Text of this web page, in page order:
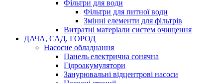
Фільтри для води
Фільтри для питної води
Змінні елементи для фільтрів
Витратні матеріали систем очищення
ДАЧА, САД, ГОРОД
Насосне обладнання
Панель електрична сонячна
Гідроакумулятори
Занурювальні відцентрові насоси